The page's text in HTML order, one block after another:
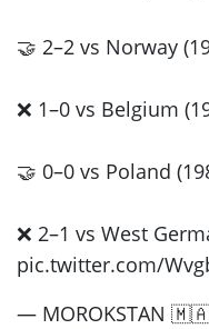
​🤝 2–2 vs Norway
​❌ 1–0 vs Belgium
​🤝 0–0 vs Poland
​❌ 2–1 vs West
pic.twitter.com/
— MOROKSTAN